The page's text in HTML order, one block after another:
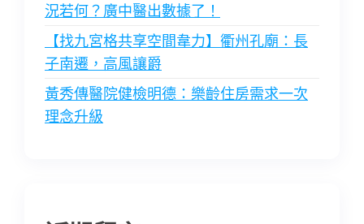
況若何？廣中醫出數據了！
【找九宮格共享空間韋力】衢州孔廟：長
子南遷，高風讓爵
黃秀傳醫院健檢明德：樂齡住房需求一次
理念升級